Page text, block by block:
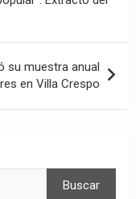
su muestra anual
en Villa Crespo
Buscar